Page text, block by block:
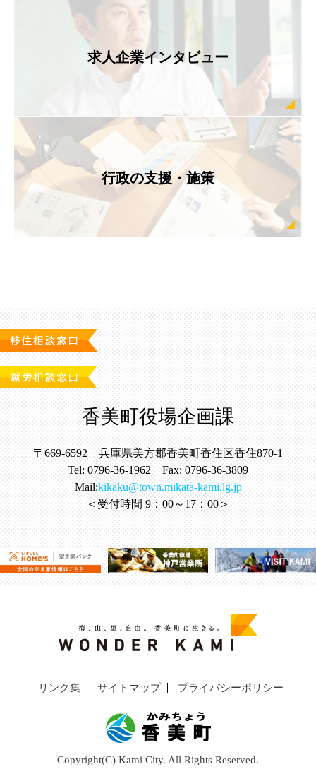
求人企業インタビュー
行政の支援・施策
香美町役場企画課
〒669-6592 兵庫県美方郡香美町香住区香住870-1
Tel: 0796-36-1962 Fax: 0796-36-3809
Mail:kikaku@town.mikata-kami.lg.jp
＜受付時間 9：00～17：00＞
リンク集 サイトマップ プライバシーポリシー
Copyright(C) Kami City. All Rights Reserved.